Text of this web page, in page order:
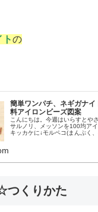
の
簡単ワンパチ、ネギガナ
料アイロンビーズ図案
こんにちは。今週はいらすとや
サルノリ、メッソンを100均ア
キッカケに↓モルペコ(まんぷく
つくりかた